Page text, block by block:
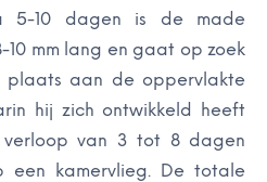
5-10 dagen is de made
10 mm lang en gaat op zoek
aan de oppervlakte
hij zich ontwikkeld heeft
van 3 tot 8 dagen
een kamervlieg. De totale